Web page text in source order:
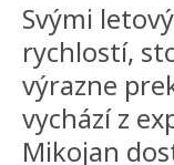
Svými
rychlostí,
výrazne
vychází z
Mikojan